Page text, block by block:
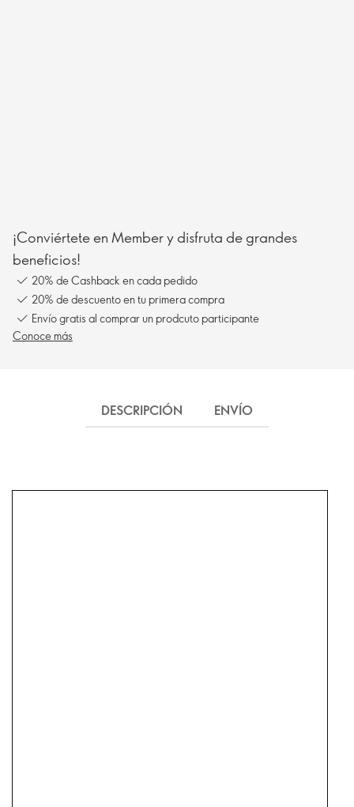
¡Conviértete en Member y disfruta de grandes
beneficios!
20% de Cashback en cada pedido
20% de descuento en tu primera compra
Envío gratis al comprar un prodcuto participante
Conoce más
DESCRIPCIÓN ENVÍO